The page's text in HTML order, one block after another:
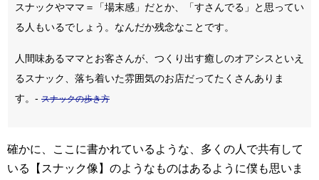
スナックやママ＝「場末感」だとか、「すさんでる」と思ってい
る人もいるでしょう。なんだか残念なことです。
人間味あるママとお客さんが、つくり出す癒しのオアシスといえ
るスナック、落ち着いた雰囲気のお店だってたくさんありま
す。- スナックの歩き方
確かに、ここに書かれているような、多くの人で共有して
いる【スナック像】のようなものはあるように僕も思いま